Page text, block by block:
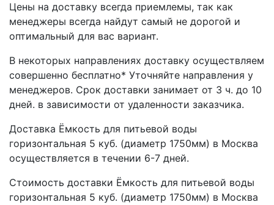
Цены на доставку всегда приемлемы, так как
менеджеры всегда найдут самый не дорогой и
оптимальный для вас вариант.
В некоторых направлениях доставку осуществляем
совершенно бесплатно* Уточняйте направления у
менеджеров. Срок доставки занимает от 3 ч. до 10
дней. в зависимости от удаленности заказчика.
Доставка Ёмкость для питьевой воды
горизонтальная 5 куб. (диаметр 1750мм) в Москва
осуществляется в течении 6-7 дней.
Стоимость доставки Ёмкость для питьевой воды
горизонтальная 5 куб. (диаметр 1750мм) в Москва